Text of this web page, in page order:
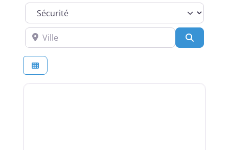
Services
Ville